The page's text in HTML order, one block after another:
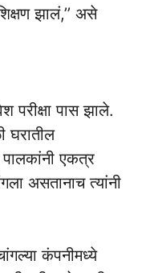
झालं,’’ असे
परीक्षा पास झाले.
घरातील
पालकांनी एकत्र
असतानाच त्यांनी
कंपनीमध्ये